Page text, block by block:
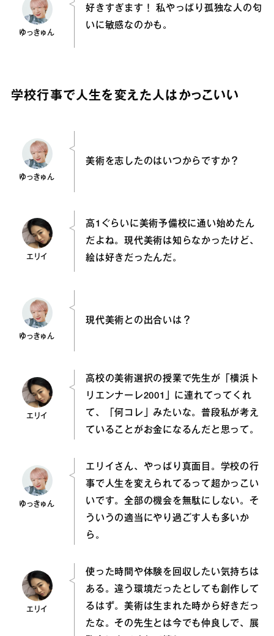
ゆっきゅん
好きすぎます！ 私やっぱり孤独な人の匂
いに敏感なのかも。
学校行事で人生を変えた人はかっこいい
ゆっきゅん
美術を志したのはいつからですか？
エリイ
高1ぐらいに美術予備校に通い始めたん
だよね。現代美術は知らなかったけど、
絵は好きだったんだ。
ゆっきゅん
現代美術との出合いは？
エリイ
高校の美術選択の授業で先生が「横浜ト
リエンナーレ2001」に連れてってくれ
て、「何コレ」みたいな。普段私が考え
ていることがお金になるんだと思って。
ゆっきゅん
エリイさん、やっぱり真面目。学校の行
事で人生を変えられてるって超かっこい
いです。全部の機会を無駄にしない。そ
ういうの適当にやり過ごす人も多いか
ら。
エリイ
使った時間や体験を回収したい気持ちは
ある。違う環境だったとしても創作して
るはず。美術は生まれた時から好きだっ
たな。その先生とは今でも仲良しで、展